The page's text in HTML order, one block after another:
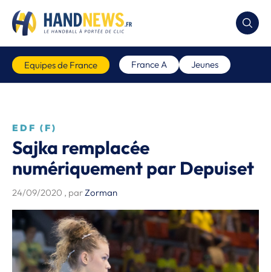
Equipes de France France A Jeunes
EDF (F)
Sajka remplacée
numériquement par Depuiset
24/09/2020 , parZorman